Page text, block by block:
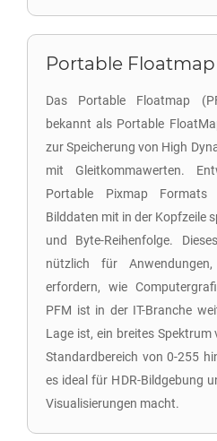
Portable
Das Portable Floatmap
bekannt als Portable
zur Speicherung von High
mit Gleitkommawerten.
Portable Pixmap Formats
Bilddaten mit in der Kopfzeile
und Byte-Reihenfolge.
nützlich für
erfordern, wie
PFM ist in der IT-Branche
Lage ist, ein breites Spektrum
Standardbereich von 0-255
es ideal für HDR-Bildgebung
Visualisierungen macht.